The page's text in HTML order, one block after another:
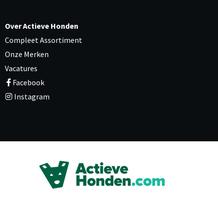
Over Actieve Honden
Compleet Assortiment
Onze Merken
Vacatures
Facebook
Instagram